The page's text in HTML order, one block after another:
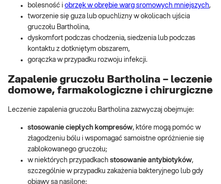
bolesność i obrzęk w obrębie warg sromowych mniejszych,
tworzenie się guza lub opuchlizny w okolicach ujścia
gruczołu Bartholina,
dyskomfort podczas chodzenia, siedzenia lub podczas
kontaktu z dotkniętym obszarem,
gorączka w przypadku rozwoju infekcji.
Zapalenie gruczołu Bartholina – leczenie
domowe, farmakologiczne i chirurgiczne
Leczenie zapalenia gruczołu Bartholina zazwyczaj obejmuje:
stosowanie ciepłych kompresów, które mogą pomóc w
złagodzeniu bólu i wspomagać samoistne opróżnienie się
zablokowanego gruczołu;
w niektórych przypadkach stosowanie antybiotyków,
szczególnie w przypadku zakażenia bakteryjnego lub gdy
objawy są nasilone;